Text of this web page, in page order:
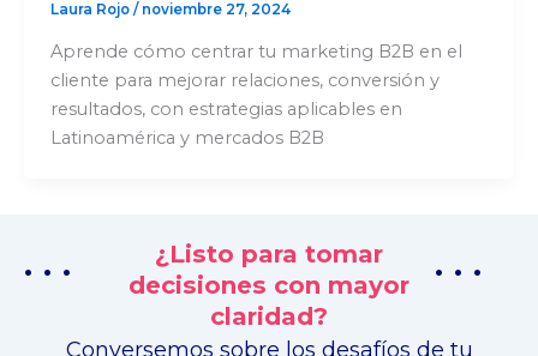
Laura Rojo / noviembre 27, 2024
Aprende cómo centrar tu marketing B2B en el
cliente para mejorar relaciones, conversión y
resultados, con estrategias aplicables en
Latinoamérica y mercados B2B
. . .
¿Listo para tomar
decisiones con mayor
claridad?
. . .
Conversemos sobre los desafíos de tu